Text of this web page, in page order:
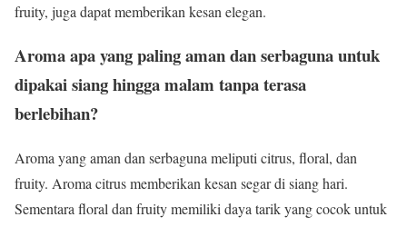
fruity, juga dapat memberikan kesan elegan.
Aroma apa yang paling aman dan serbaguna untuk
dipakai siang hingga malam tanpa terasa
berlebihan?
Aroma yang aman dan serbaguna meliputi citrus, floral, dan
fruity. Aroma citrus memberikan kesan segar di siang hari.
Sementara floral dan fruity memiliki daya tarik yang cocok untuk